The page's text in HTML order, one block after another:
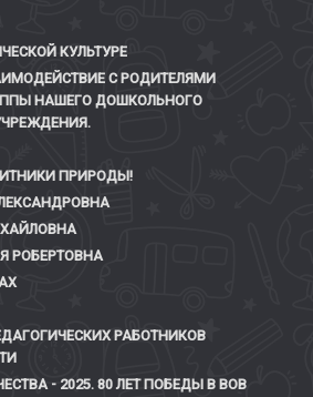
КУЛЬТУРЕ
С РОДИТЕЛЯМИ
НАШЕГО ДОШКОЛЬНОГО
ПРИРОДЫ!
РОБЕРТОВНА
РАБОТНИКОВ
- 2025. 80 ЛЕТ ПОБЕДЫ В ВОВ